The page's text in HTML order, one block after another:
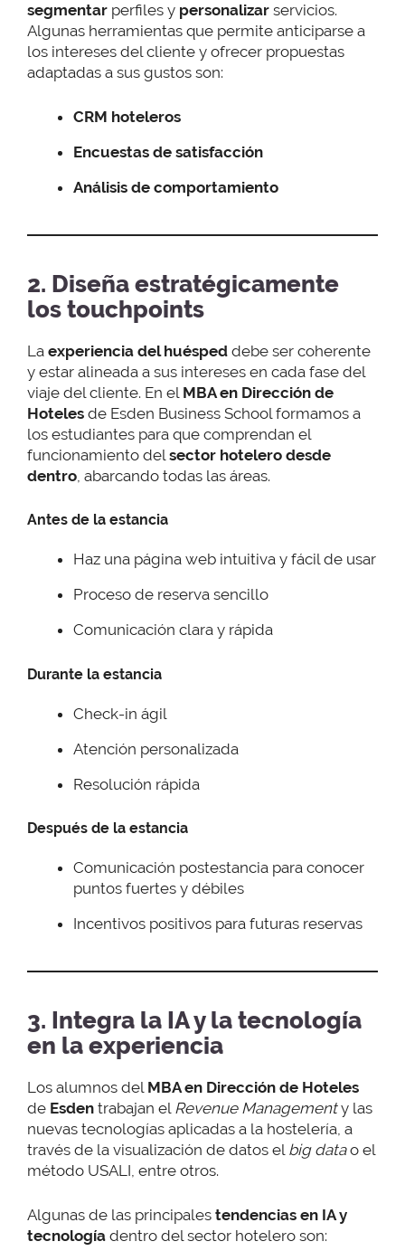
segmentar perfiles y personalizar servicios.
Algunas herramientas que permite anticiparse a
los intereses del cliente y ofrecer propuestas
adaptadas a sus gustos son:
CRM hoteleros
Encuestas de satisfacción
Análisis de comportamiento
2. Diseña estratégicamente
los touchpoints
La experiencia del huésped debe ser coherente
y estar alineada a sus intereses en cada fase del
viaje del cliente. En el MBA en Dirección de
Hoteles de Esden Business School formamos a
los estudiantes para que comprendan el
funcionamiento del sector hotelero desde
dentro , abarcando todas las áreas.
Antes de la estancia
Haz una página web intuitiva y fácil de usar
Proceso de reserva sencillo
Comunicación clara y rápida
Durante la estancia
Check-in ágil
Atención personalizada
Resolución rápida
Después de la estancia
Comunicación postestancia para conocer
puntos fuertes y débiles
Incentivos positivos para futuras reservas
3. Integra la IA y la tecnología
en la experiencia
Los alumnos del MBA en Dirección de Hoteles
de Esden trabajan el Revenue Managementy las
nuevas tecnologías aplicadas a la hostelería, a
través de la visualización de datos el big datao el
método USALI, entre otros.
Algunas de las principales tendencias en IA y
tecnología dentro del sector hotelero son: